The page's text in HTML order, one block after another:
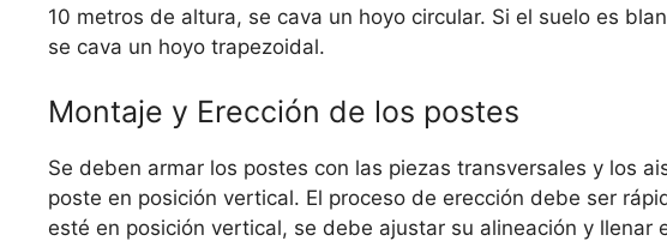
10 metros de altura, se cava un hoyo circular. Si el suelo es
se cava un hoyo trapezoidal.
Montaje y Erección de los postes
Se deben armar los postes con las piezas transversales y los
poste en posición vertical. El proceso de erección debe ser
esté en posición vertical, se debe ajustar su alineación y llenar